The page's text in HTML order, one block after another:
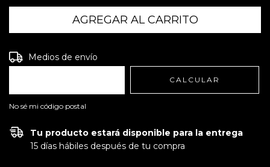
Entregas para el CP:
Medios de envío
CALCULAR
No sé mi código postal
Tu producto estará disponible para la entrega
15 días hábiles después de tu compra